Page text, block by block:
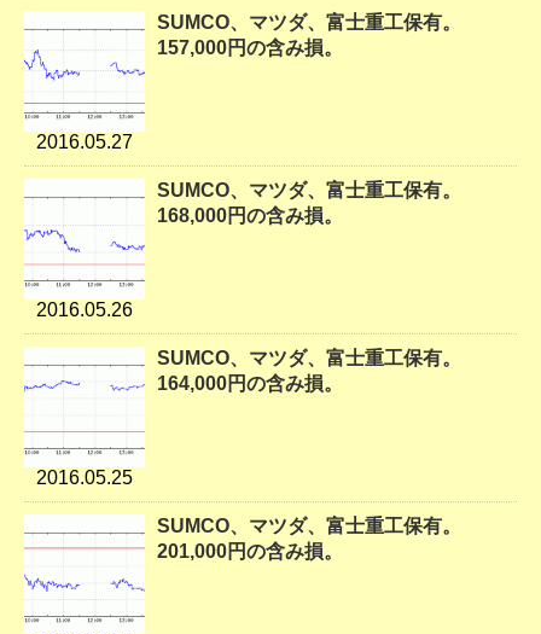
2016.05.27
SUMCO、マツダ、富士重工保有。
157,000円の含み損。
2016.05.26
SUMCO、マツダ、富士重工保有。
168,000円の含み損。
2016.05.25
SUMCO、マツダ、富士重工保有。
164,000円の含み損。
SUMCO、マツダ、富士重工保有。
201,000円の含み損。